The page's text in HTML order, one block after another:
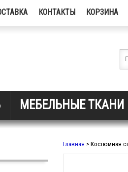
КОНТАКТЫ КОРЗИНА
МЕБЕЛЬНЫЕ ТКАНИ
Главная > Костюмная